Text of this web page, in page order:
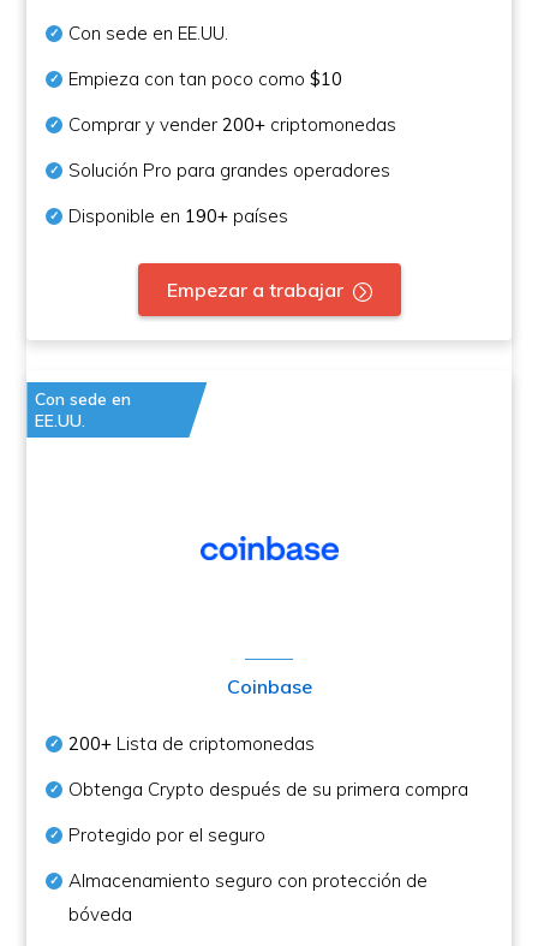
Con sede en EE.UU.
Empieza con tan poco como$10
Comprar y vender200+ criptomonedas
Solución Pro para grandes operadores
Disponible en 190+ países
Empezar a trabajar
Con sede en
EE.UU.
Coinbase
200+ Lista de criptomonedas
Obtenga Crypto después de su primera compra
Protegido por el seguro
Almacenamiento seguro con protección de
bóveda